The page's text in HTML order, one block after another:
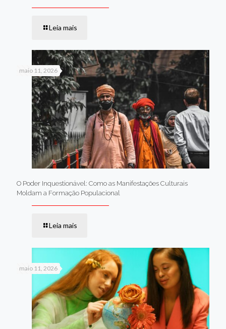
Leia mais
maio 11, 2026
O Poder Inquestionável: Como as Manifestações Culturais
Moldam a Formação Populacional
Leia mais
maio 11, 2026